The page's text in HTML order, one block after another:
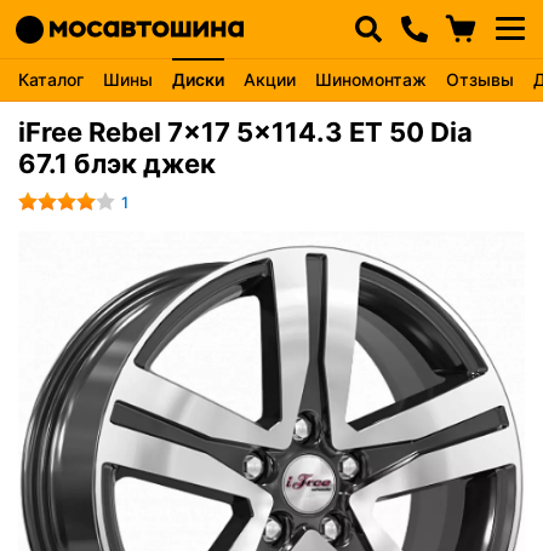
Каталог Шины Диски Акции Шиномонтаж Отзывы
iFree Rebel 7x17 5x114.3 ET 50 Dia
67.1 блэк джек
1